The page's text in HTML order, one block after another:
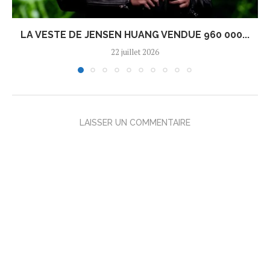
LA VESTE DE JENSEN HUANG VENDUE 960 000...
22 juillet 2026
LAISSER UN COMMENTAIRE